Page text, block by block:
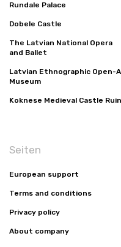
Rundale Palace
Dobele Castle
The Latvian National Opera
and Ballet
Latvian Ethnographic Open-
Museum
Koknese Medieval Castle
Seiten
European support
Terms and conditions
Privacy policy
About company